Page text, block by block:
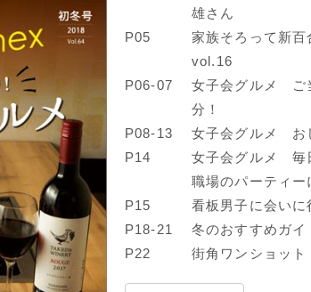
雄さん
P05
家族そろって新
vol.16
P06-07
女子会グルメ ご
分！
P08-13
女子会グルメ お
P14
女子会グルメ 毎
職場のパーティー
P15
看板男子に会いに
P18-21
冬のおすすめガイ
P22
街角ワンショッ